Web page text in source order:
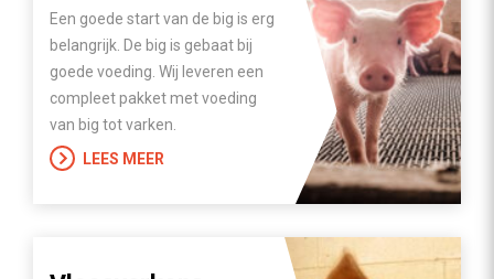
Een goede start van de big is erg
belangrijk. De big is gebaat bij
goede voeding. Wij leveren een
compleet pakket met voeding
van big tot varken.
LEES MEER